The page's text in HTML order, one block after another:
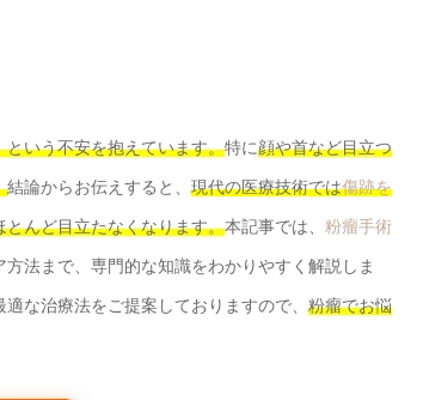
いう不安を抱えています。特に顔や首など目立つ
結論からお伝えすると、 現代の医療技術では傷跡を
んど目立たなくなります。本記事では、 粉瘤手術
法まで、専門的な知識をわかりやすく解説しま
な治療法をご提案しておりますので、 粉瘤でお悩